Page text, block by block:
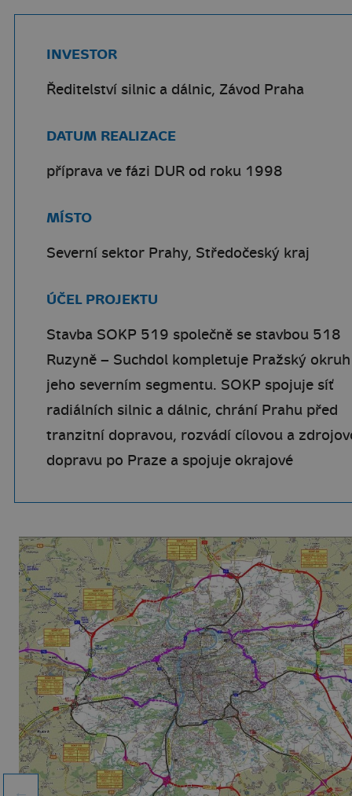
INVESTOR
Ředitelství silnic a dálnic, Závod Praha
DATUM REALIZACE
příprava ve fázi DUR od roku 1998
MÍSTO
Severní sektor Prahy, Středočeský kraj
ÚČEL PROJEKTU
Stavba SOKP 519 společně se stavbou 518
Ruzyně – Suchdol kompletuje Pražský
jeho severním segmentu. SOKP spojuje síť
radiálních silnic a dálnic, chrání Prahu před
tranzitní dopravou, rozvádí cílovou a
dopravu po Praze a spojuje okrajové